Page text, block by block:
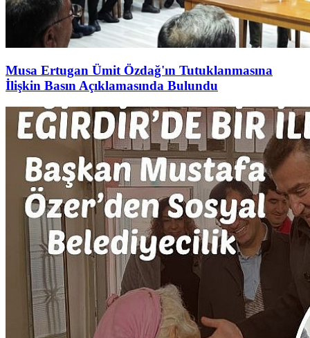
Musa Ertugan Ümit Özdağ'ın Tutuklanmasına
İlişkin Basın Açıklamasında Bulundu